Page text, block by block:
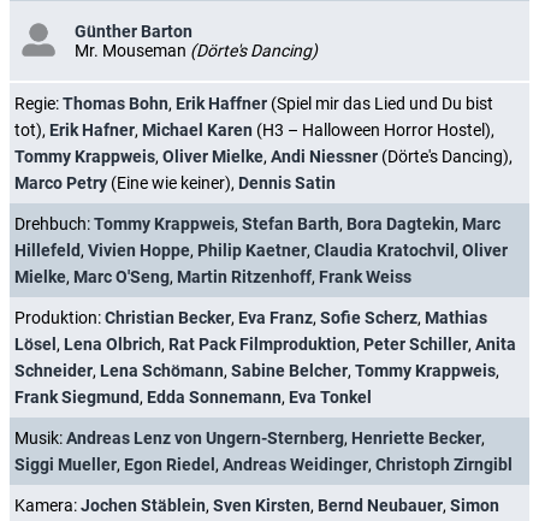
Günther Barton
Mr. Mouseman (Dörte's Dancing)
Regie:Thomas Bohn, Erik Haffner (Spiel mir das Lied und Du bist
tot), Erik Hafner, Michael Karen (H3 – Halloween Horror Hostel),
Tommy Krappweis, Oliver Mielke, Andi Niessner (Dörte's Dancing),
Marco Petry (Eine wie keiner), Dennis Satin
Drehbuch:Tommy Krappweis, Stefan Barth, Bora Dagtekin, Marc
Hillefeld , Vivien Hoppe, Philip Kaetner, Claudia Kratochvil , Oliver
Mielke, Marc O'Seng, Martin Ritzenhoff, Frank Weiss
Produktion:Christian Becker, Eva Franz, Sofie Scherz, Mathias
Lösel , Lena Olbrich, Rat Pack Filmproduktion, Peter Schiller, Anita
Schneider, Lena Schömann, Sabine Belcher, Tommy Krappweis,
Frank Siegmund, Edda Sonnemann, Eva Tonkel
Musik:Andreas Lenz von Ungern-Sternberg, Henriette Becker,
Siggi Mueller, Egon Riedel , Andreas Weidinger, Christoph Zirngibl
Kamera:Jochen Stäblein, Sven Kirsten, Bernd Neubauer, Simon